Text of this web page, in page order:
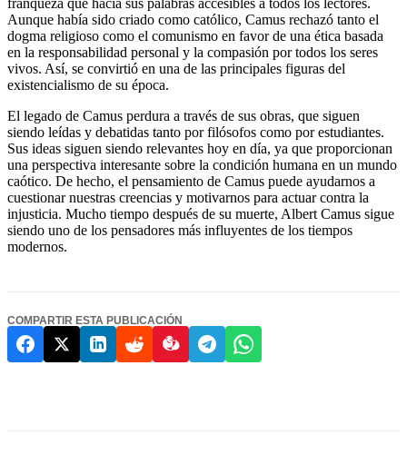
Aunque había sido criado como católico, Camus rechazó tanto el
dogma religioso como el comunismo en favor de una ética basada
en la responsabilidad personal y la compasión por todos los seres
vivos. Así, se convirtió en una de las principales figuras del
existencialismo de su época.
El legado de Camus perdura a través de sus obras, que siguen
siendo leídas y debatidas tanto por filósofos como por estudiantes.
Sus ideas siguen siendo relevantes hoy en día, ya que proporcionan
una perspectiva interesante sobre la condición humana en un mundo
caótico. De hecho, el pensamiento de Camus puede ayudarnos a
cuestionar nuestras creencias y motivarnos para actuar contra la
injusticia. Mucho tiempo después de su muerte, Albert Camus sigue
siendo uno de los pensadores más influyentes de los tiempos
modernos.
COMPARTIR ESTA PUBLICACIÓN